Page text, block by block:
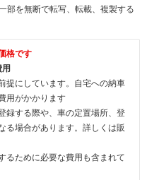
部を無断で転写、転載、複製する
格です
提にしています。自宅への納車
用がかかります
録する際や、車の定置場所、登
る場合があります。詳しくは販
るために必要な費用も含まれて